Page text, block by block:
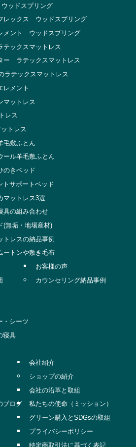
ッドスプリング
レックス ウッドスプリング
メント ウッドスプリング
ックスマットレス
ー ラテックスマットレス
ラテックスマットレス
レメント
マットレス
レス
ットレス
毛敷ふとん
ール羊毛敷ふとん
のきベッド
トサポートベッド
マットレス3選
具の組み合わせ
(無垢・地場産材)
トレスの納品事例
ートンや敷き毛布
・シーツ
寝具
お客様の声
カウンセリング納品事例
ブログ
会社紹介
ショップの紹介
会社の沿革と取組
私たちの使命（ミッション）
グリーン購入とSDGsの取組
プライバシーポリシー
特定商取引法に基づく表記